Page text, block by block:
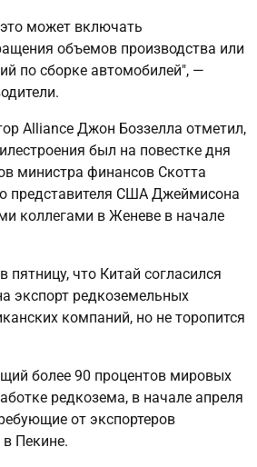
может включать
объемов производства или
по сборке автомобилей", —
Alliance Джон Боззелла отметил,
был на повестке дня
министра финансов Скотта
представителя США Джеймисона
коллегами в Женеве в начале
пятницу, что Китай согласился
экспорт редкоземельных
компаний, но не торопится
более 90 процентов мировых
редкозема, в начале апреля
от экспортеров
Пекине.